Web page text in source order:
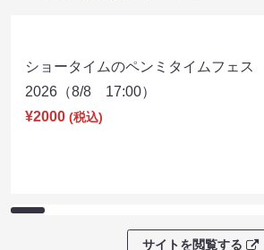
ショータイムのペンミタイムフェス
2026（8/8 17:00）
¥2000 (税込)
サイトを閲覧する